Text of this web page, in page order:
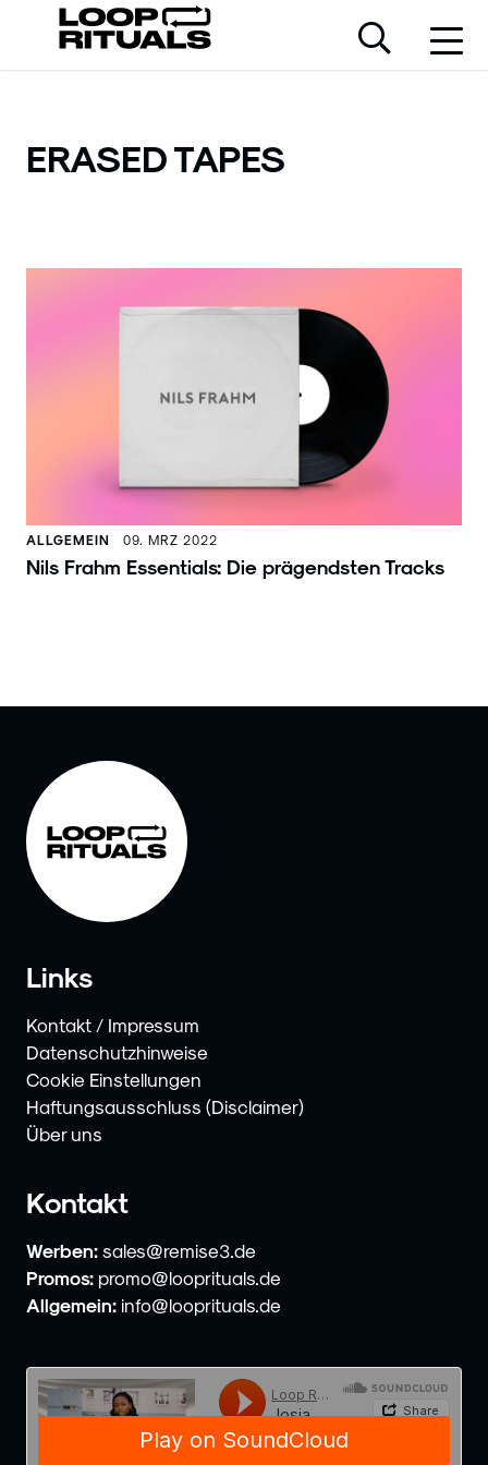
ERASED TAPES
ALLGEMEIN 09. MRZ 2022
Nils Frahm Essentials: Die prägendsten Tracks
Links
Kontakt / Impressum
Datenschutzhinweise
Cookie Einstellungen
Haftungsausschluss (Disclaimer)
Über uns
Kontakt
Werben: sales@remise3.de
Promos: promo@looprituals.de
Allgemein: info@looprituals.de